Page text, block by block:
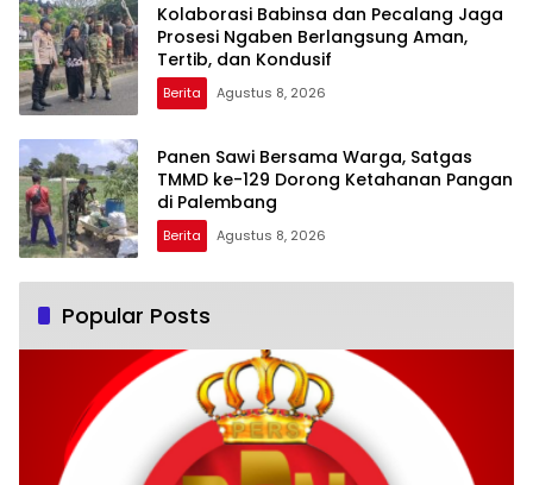
Kolaborasi Babinsa dan Pecalang Jaga
Prosesi Ngaben Berlangsung Aman,
Tertib, dan Kondusif
Berita Agustus 8, 2026
Panen Sawi Bersama Warga, Satgas
TMMD ke-129 Dorong Ketahanan Pangan
di Palembang
Berita Agustus 8, 2026
Popular Posts